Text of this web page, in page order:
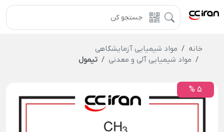
خانه
مواد شیمیایی آزمایشگاهی
مواد شیمیایی آلی و معدنی
تیمول
5 %